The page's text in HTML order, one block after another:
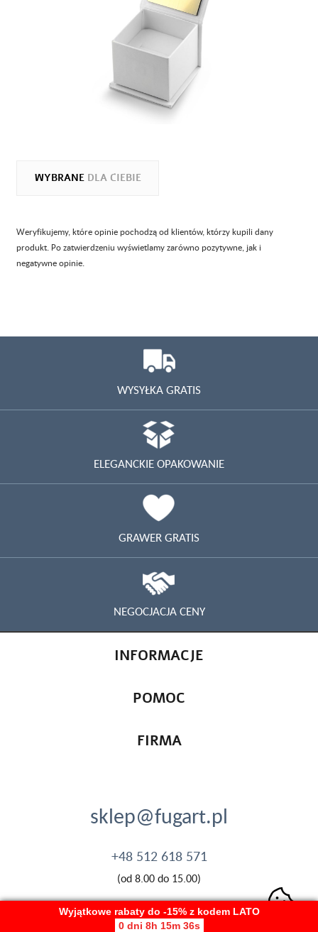
Wyjątkowe rabaty do -15% z kodem LATO
0 dni 8h 15m 36s
WYBRANEDLA CIEBIE
Weryfikujemy, które opinie pochodzą od klientów, którzy kupili dany
produkt. Po zatwierdzeniu wyświetlamy zarówno pozytywne, jak i
negatywne opinie.
WYSYŁKA GRATIS
ELEGANCKIE OPAKOWANIE
GRAWER GRATIS
NEGOCJACJA CENY
INFORMACJE
POMOC
FIRMA
sklep@fugart.pl
+48 512 618 571
(od 8.00 do 15.00)